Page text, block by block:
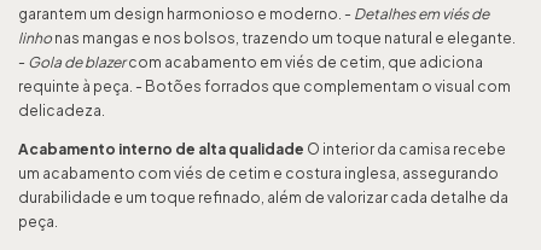
garantem um design harmonioso e moderno. - Detalhes em viés de
linho nas mangas e nos bolsos, trazendo um toque natural e elegante.
- Gola de blazercom acabamento em viés de cetim, que adiciona
requinte à peça. - Botões forrados que complementam o visual com
delicadeza.
Acabamento interno de alta qualidade O interior da camisa recebe
um acabamento com viés de cetim e costura inglesa, assegurando
durabilidade e um toque refinado, além de valorizar cada detalhe da
peça.